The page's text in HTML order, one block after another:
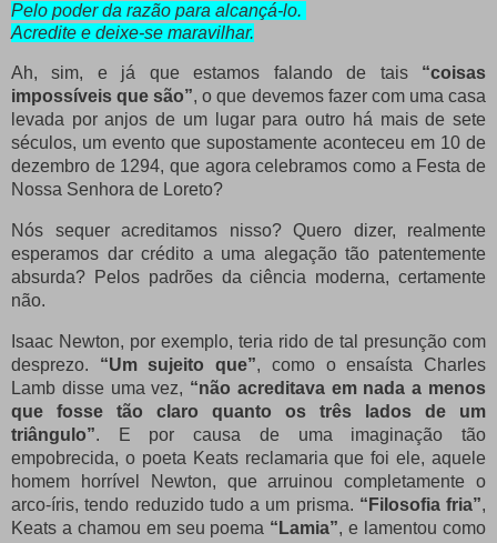
Pelo poder da razão para alcançá-lo.
Acredite e deixe-se maravilhar.
Ah, sim, e já que estamos falando de tais “coisas
impossíveis que são”, o que devemos fazer com uma casa
levada por anjos de um lugar para outro há mais de sete
séculos, um evento que supostamente aconteceu em 10 de
dezembro de 1294, que agora celebramos como a Festa de
Nossa Senhora de Loreto?
Nós sequer acreditamos nisso?Quero dizer, realmente
esperamos dar crédito a uma alegação tão patentemente
absurda? Pelos padrões da ciência moderna, certamente
não.
Isaac Newton, por exemplo, teria rido de tal presunção com
desprezo. “Um sujeito que”, como o ensaísta Charles
Lamb disse uma vez, “não acreditava em nada a menos
que fosse tão claro quanto os três lados de um
triângulo”. E por causa de uma imaginação tão
empobrecida, o poeta Keats reclamaria que foi ele, aquele
homem horrível Newton, que arruinou completamente o
arco-íris, tendo reduzido tudo a um prisma. “Filosofia fria”,
Keats a chamou em seu poema “Lamia”, e lamentou como